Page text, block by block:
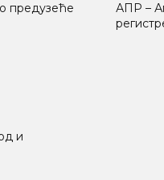
предузеће
и
АПР –